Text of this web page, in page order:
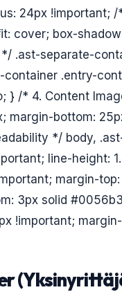
24px !important; /
cover; box-
.ast-separate-
.entry-
} /* 4. Content
margin-bottom:
*/ body,
line-height:
margin-
3px solid
!important;